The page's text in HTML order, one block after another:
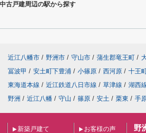
古戸建周辺の駅から探す
近江八幡市 / 野洲市 / 守山市 / 蒲生郡竜王町 /
冨波甲 / 安土町下豊浦 / 小篠原 / 西河原 / 十王
東海道本線 / 近江鉄道八日市線 / 草津線 / 湖西
野洲 / 近江八幡 / 守山 / 篠原 / 安土 / 栗東 / 手
新築戸建て
お客様の声
野